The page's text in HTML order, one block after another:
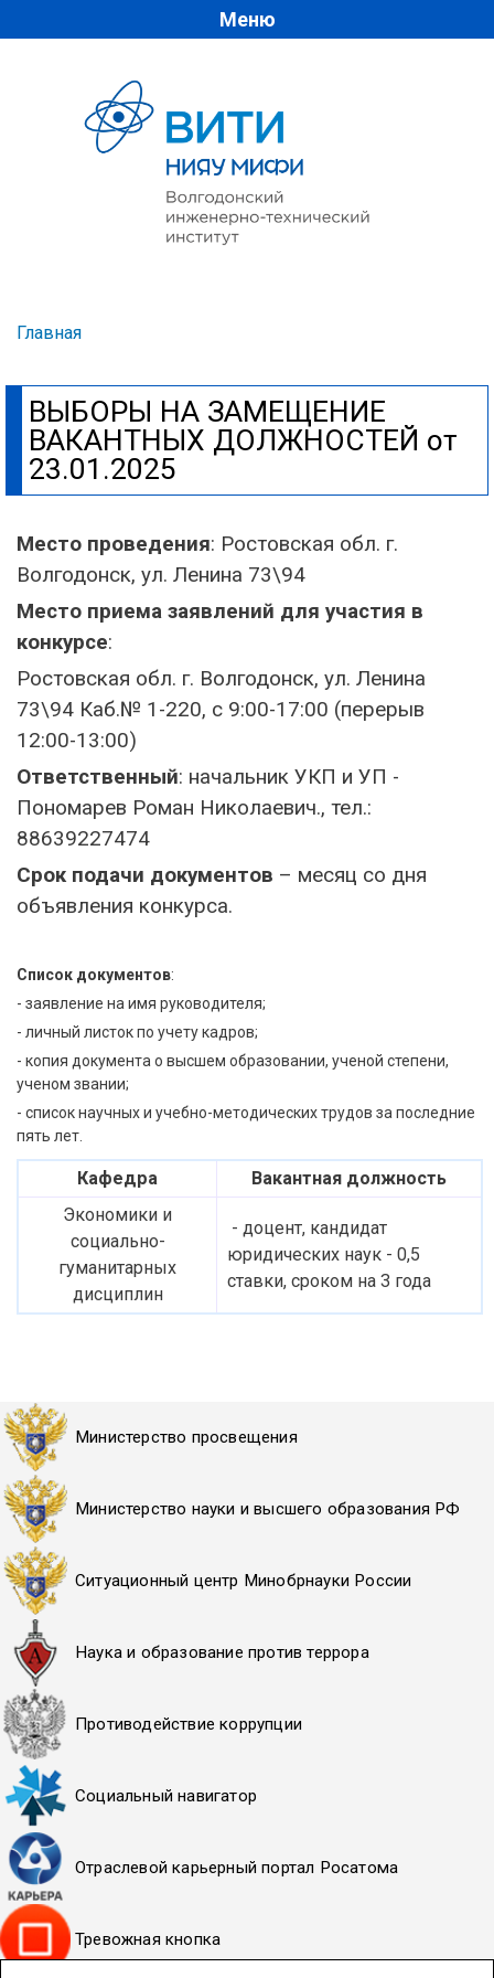
Перейти кМеню
Главная
ВЫБОРЫ НА ЗАМЕЩЕНИЕ
ВАКАНТНЫХ ДОЛЖНОСТЕЙ от
23.01.2025
Место проведения: Ростовская обл. г.
Волгодонск, ул. Ленина 73\94
Место приема заявлений для участия в
конкурсе:
Ростовская обл. г. Волгодонск, ул. Ленина
73\94 Каб.№ 1-220, с 9:00-17:00 (перерыв
12:00-13:00)
Ответственный: начальник УКП и УП -
Пономарев Роман Николаевич., тел.:
88639227474
Срок подачи документов – месяц со дня
объявления конкурса.
Список документов:
- заявление на имя руководителя;
- личный листок по учету кадров;
- копия документа о высшем образовании, ученой степени,
ученом звании;
- список научных и учебно-методических трудов за последние
пять лет.
Кафедра
Вакантная должность
Экономики и
социально-
гуманитарных
дисциплин
- доцент, кандидат
юридических наук - 0,5
ставки, сроком на 3 года
Министерство просвещения
Министерство науки и высшего образования РФ
Ситуационный центр Минобрнауки России
Наука и образование против террора
Противодействие коррупции
Социальный навигатор
Отраслевой карьерный портал Росатома
Тревожная кнопка